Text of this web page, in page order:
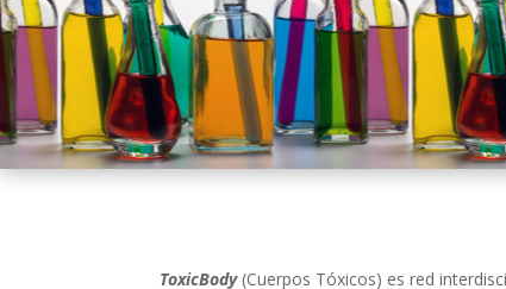
ToxicBody(Cuerpos Tóxicos) es red